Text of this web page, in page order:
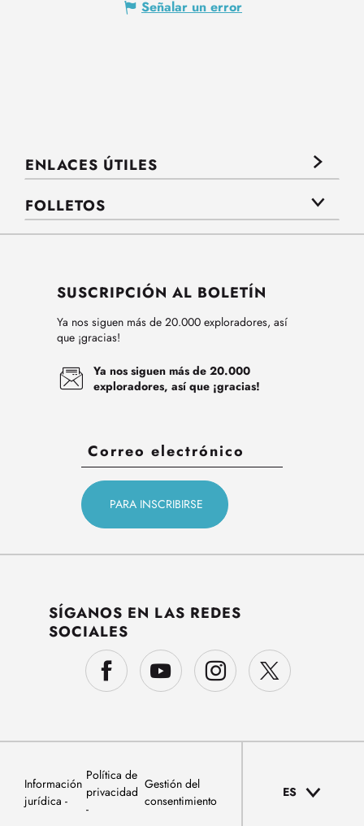
Señalar un error
ENLACES ÚTILES
FOLLETOS
SUSCRIPCIÓN AL BOLETÍN
Ya nos siguen más de 20.000 exploradores, así
que ¡gracias!
Ya nos siguen más de 20.000
exploradores, así que ¡gracias!
SÍGANOS EN LAS REDES
SOCIALES
Información
jurídica
Política de
privacidad
Gestión del
consentimiento
ES